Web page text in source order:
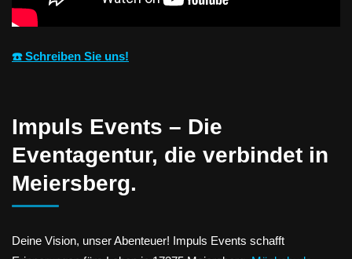
☎️ Schreiben Sie uns!
Impuls Events – Die
Eventagentur, die verbindet in
Meiersberg.
Deine Vision, unser Abenteuer! Impuls Events schafft